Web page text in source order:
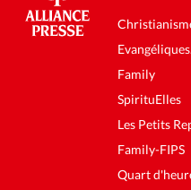
Family
SpirituElles
Les Petits
Family-FIPS
Quart